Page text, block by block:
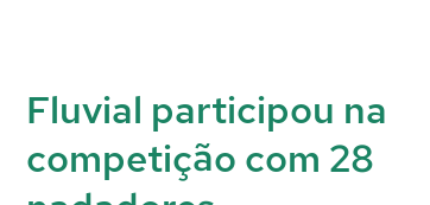
Fluvial participou na
competição com 28